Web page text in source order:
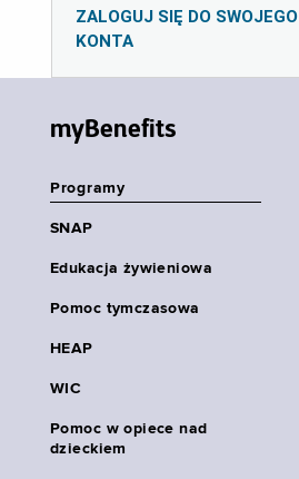
ZALOGUJ SIĘ DO SWOJEGO
KONTA
myBenefits
Programy
SNAP
Edukacja żywieniowa
Pomoc tymczasowa
HEAP
WIC
Pomoc w opiece nad
dzieckiem